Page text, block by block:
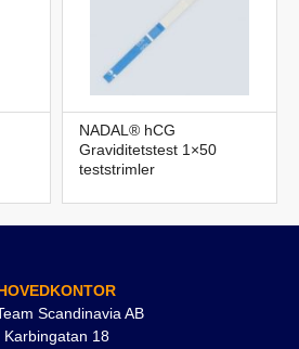
NADAL® hCG
Graviditetstest 1×50
teststrimler
Scandinavia AB
Karbingatan 18